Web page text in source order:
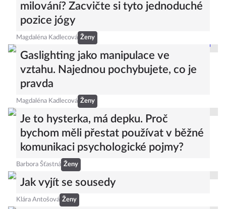
milování? Zacvičte si tyto jednoduché
pozice jógy
Magdaléna Kadlecová Ženy
Gaslighting jako manipulace ve
vztahu. Najednou pochybujete, co je
pravda
Magdaléna Kadlecová Ženy
Je to hysterka, má depku. Proč
bychom měli přestat používat v běžné
komunikaci psychologické pojmy?
Barbora Šťastná Ženy
Jak vyjít se sousedy
Klára Antošová Ženy